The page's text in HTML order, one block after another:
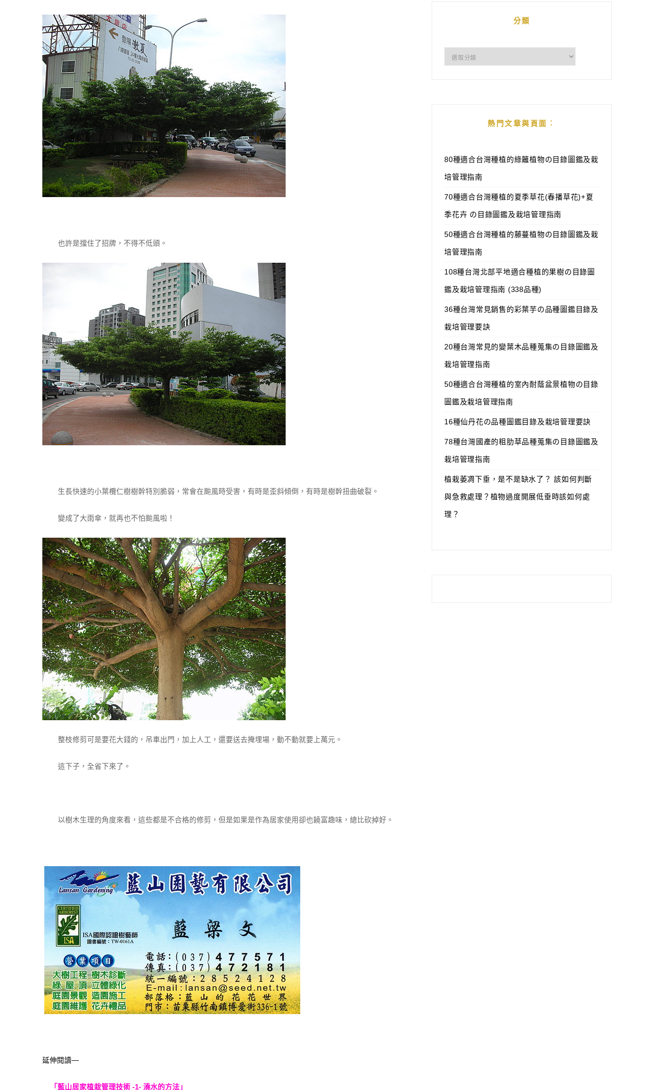
也許是擋住了招牌，不得不低頭。
生長快速的小葉欖仁樹樹幹特別脆弱，常會在颱風時受害，有時是歪斜傾倒，有時是樹幹扭曲破裂。
變成了大雨傘，就再也不怕颱風啦！
整枝修剪可是要花大錢的，吊車出門，加上人工，還要送去掩埋場，動不動就要上萬元。
這下子，全省下來了。
以樹木生理的角度來看，這些都是不合格的修剪，但是如果是作為居家使用卻也饒富趣味，總比砍掉好。
延伸閱讀—
「藍山居家植栽管理技術 -1- 澆水的方法」
分類
熱門文章與頁面︰
80種適合台灣種植的綠籬植物の目錄圖鑑及栽
培管理指南
70種適合台灣種植的夏季草花(春播草花)+夏
季花卉 の目錄圖鑑及栽培管理指南
50種適合台灣種植的藤蔓植物の目錄圖鑑及栽
培管理指南
108種台灣北部平地適合種植的果樹の目錄圖
鑑及栽培管理指南 (338品種)
36種台灣常見銷售的彩葉芋の品種圖鑑目錄及
栽培管理要訣
20種台灣常見的變葉木品種蒐集の目錄圖鑑及
栽培管理指南
50種適合台灣種植的室內耐蔭盆景植物の目錄
圖鑑及栽培管理指南
16種仙丹花の品種圖鑑目錄及栽培管理要訣
78種台灣國產的粗肋草品種蒐集の目錄圖鑑及
栽培管理指南
植栽萎凋下垂，是不是缺水了？ 該如何判斷
與急救處理？植物過度開展低垂時該如何處
理？